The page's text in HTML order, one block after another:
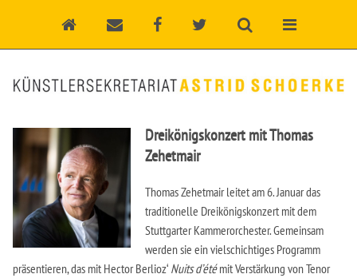
Dreikönigskonzert mit Thomas
Zehetmair
Thomas Zehetmair leitet am 6. Januar das
traditionelle Dreikönigskonzert mit dem
Stuttgarter Kammerorchester. Gemeinsam
werden sie ein vielschichtiges Programm
präsentieren, das mit Hector Berlioz‘ Nuits d’étémit Verstärkung von Tenor